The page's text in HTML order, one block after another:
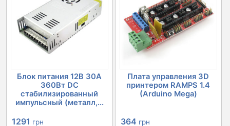
Блок питания 12В 30А
360Вт DC
стабилизированный
импульсный (металл,...
Первоначальная
1291 грн
Плата управления 3D
принтером RAMPS 1.4
(Arduino Mega)
Первоначальная
364 грн